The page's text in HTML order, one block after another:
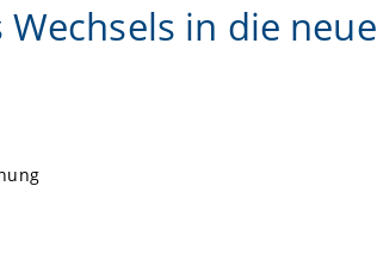
in die neue